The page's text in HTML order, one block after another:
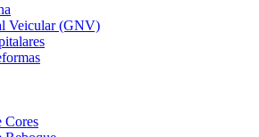
Veicular (GNV)
Cores